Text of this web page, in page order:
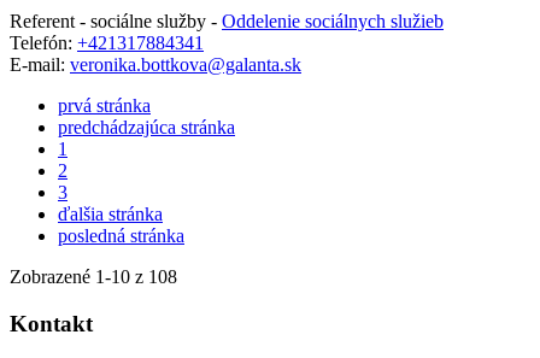
Referent - sociálne služby - Oddelenie sociálnych služieb
Telefón: +421317884341
E-mail: veronika.bottkova@galanta.sk
prvá stránka
predchádzajúca stránka
1
2
3
ďalšia stránka
posledná stránka
Zobrazené 1-10 z 108
Kontakt